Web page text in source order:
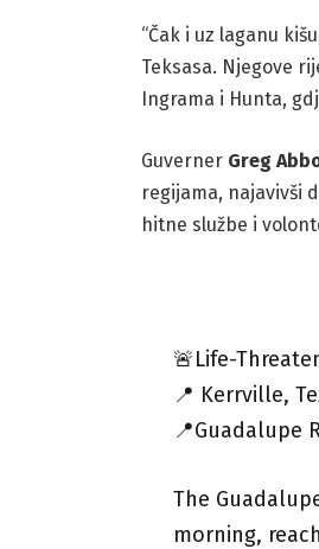
“Čak i uz laganu
Teksasa. Njegove
Ingrama i Hunta,
GuvernerGreg
regijama, najavivši
hitne službe i
🚨Life-
📍 Kerrville,
📍Guadalupe
The
morning,